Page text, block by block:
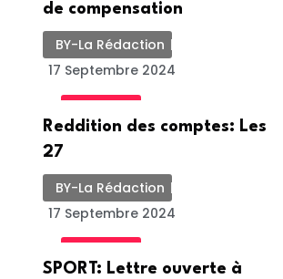
de compensation
BY-La Rédaction
17 Septembre 2024
Reddition des comptes: Les
27
BY-La Rédaction
17 Septembre 2024
SPORT: Lettre ouverte à